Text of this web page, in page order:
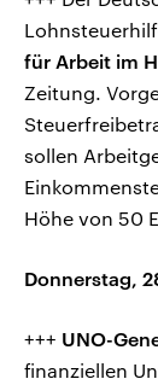
für Arbeit im
Zeitung.
sollen
Höhe von 50
Donnerstag,
+++ UNO-
finanziellen